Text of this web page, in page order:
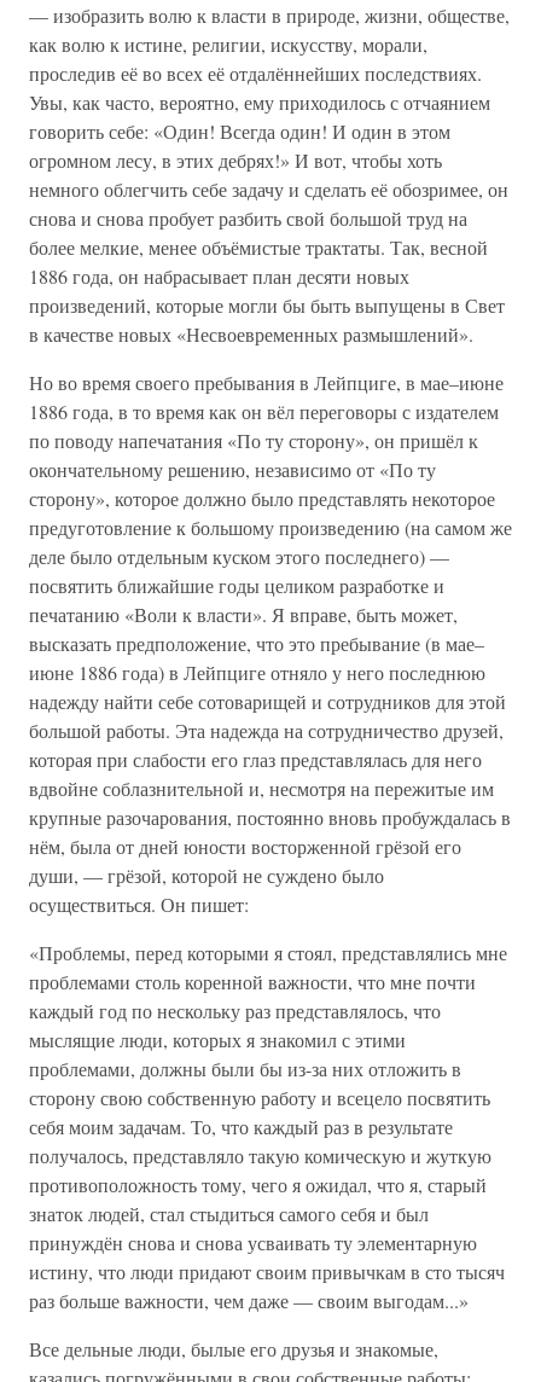
— изобразить волю к власти в природе, жизни, обществе,
как волю к истине, религии, искусству, морали,
проследив её во всех её отдалённейших последствиях.
Увы, как часто, вероятно, ему приходилось с отчаянием
говорить себе: «Один! Всегда один! И один в этом
огромном лесу, в этих дебрях!» И вот, чтобы хоть
немного облегчить себе задачу и сделать её обозримее, он
снова и снова пробует разбить свой большой труд на
более мелкие, менее объёмистые трактаты. Так, весной
1886 года, он набрасывает план десяти новых
произведений, которые могли бы быть выпущены в Свет
в качестве новых «Несвоевременных размышлений».
Но во время своего пребывания в Лейпциге, в мае–июне
1886 года, в то время как он вёл переговоры с издателем
по поводу напечатания «По ту сторону», он пришёл к
окончательному решению, независимо от «По ту
сторону», которое должно было представлять некоторое
предуготовление к большому произведению (на самом же
деле было отдельным куском этого последнего) —
посвятить ближайшие годы целиком разработке и
печатанию «Воли к власти». Я вправе, быть может,
высказать предположение, что это пребывание (в мае–
июне 1886 года) в Лейпциге отняло у него последнюю
надежду найти себе сотоварищей и сотрудников для этой
большой работы. Эта надежда на сотрудничество друзей,
которая при слабости его глаз представлялась для него
вдвойне соблазнительной и, несмотря на пережитые им
крупные разочарования, постоянно вновь пробуждалась в
нём, была от дней юности восторженной грёзой его
души, — грёзой, которой не суждено было
осуществиться. Он пишет:
«Проблемы, перед которыми я стоял, представлялись мне
проблемами столь коренной важности, что мне почти
каждый год по нескольку раз представлялось, что
мыслящие люди, которых я знакомил с этими
проблемами, должны были бы из-за них отложить в
сторону свою собственную работу и всецело посвятить
себя моим задачам. То, что каждый раз в результате
получалось, представляло такую комическую и жуткую
противоположность тому, чего я ожидал, что я, старый
знаток людей, стал стыдиться самого себя и был
принуждён снова и снова усваивать ту элементарную
истину, что люди придают своим привычкам в сто тысяч
раз больше важности, чем даже — своим выгодам...»
Все дельные люди, былые его друзья и знакомые,